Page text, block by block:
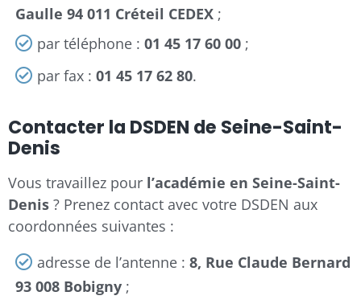
Gaulle 94 011 Créteil CEDEX ;
par téléphone :01 45 17 60 00 ;
par fax :01 45 17 62 80.
Contacter la DSDEN de Seine-Saint-
Denis
Vous travaillez pour l’académie en Seine-Saint-
Denis ? Prenez contact avec votre DSDEN aux
coordonnées suivantes :
adresse de l’antenne :8, Rue Claude Bernard
93 008 Bobigny ;